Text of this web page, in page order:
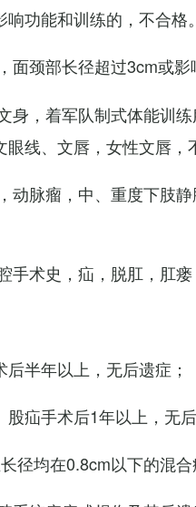
功能和训练的，不合格。
面颈部长径超过3cm或
身，着军队制式体能训
线、文唇，女性文唇，
动脉瘤，中、重度下肢
手术史，疝，脱肛，肛
后半年以上，无后遗症；
股疝手术后1年以上，无
径均在0.8cm以下的混合